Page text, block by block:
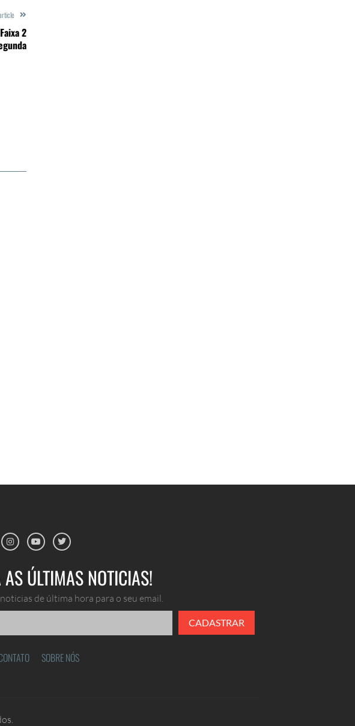
2
AS ÚLTIMAS NOTICIAS!
de última hora para o seu email.
CADASTRAR
SOBRE NÓS